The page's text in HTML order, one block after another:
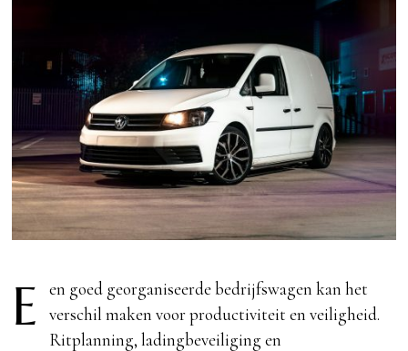
E
en goed georganiseerde bedrijfswagen kan het
verschil maken voor productiviteit en veiligheid.
Ritplanning, ladingbeveiliging en